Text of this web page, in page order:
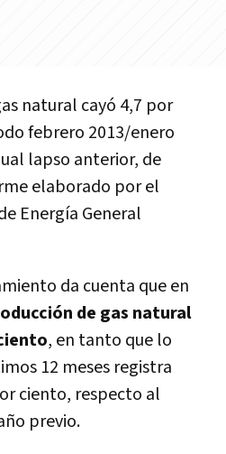
natural cayó 4,7 por
febrero 2013/enero
lapso anterior, de
elaborado por el
Energía General
da cuenta que en
de gas natural
, en tanto que lo
12 meses registra
ciento, respecto al
previo.